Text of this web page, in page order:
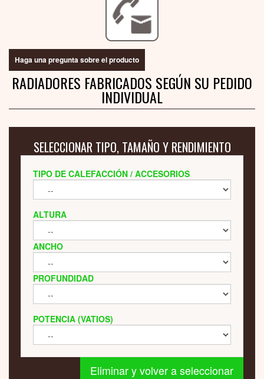
Haga una pregunta sobre el producto
RADIADORES FABRICADOS SEGÚN SU PEDIDO
INDIVIDUAL
SELECCIONAR TIPO, TAMAÑO Y RENDIMIENTO
TIPO DE CALEFACCIÓN / ACCESORIOS
ALTURA
ANCHO
PROFUNDIDAD
POTENCIA (VATIOS)
Eliminar y volver a seleccionar